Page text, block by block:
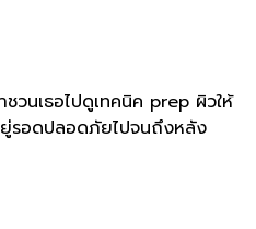
นเธอไปดูเทคนิค prep ผิวให้
ยู่รอดปลอดภัยไปจนถึงหลัง